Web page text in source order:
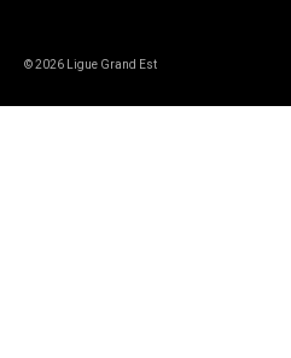
© 2026 Ligue Grand Est